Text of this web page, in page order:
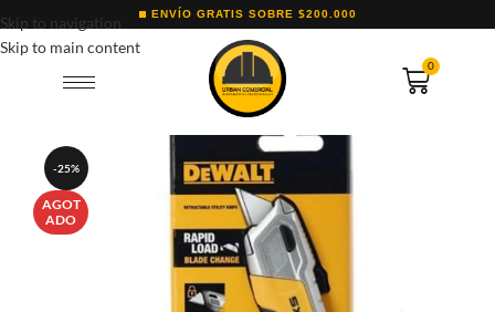
Skip to navigation
Skip to main content
ENVÍO GRATIS SOBRE $200.000
0
-25%
AGOT
ADO